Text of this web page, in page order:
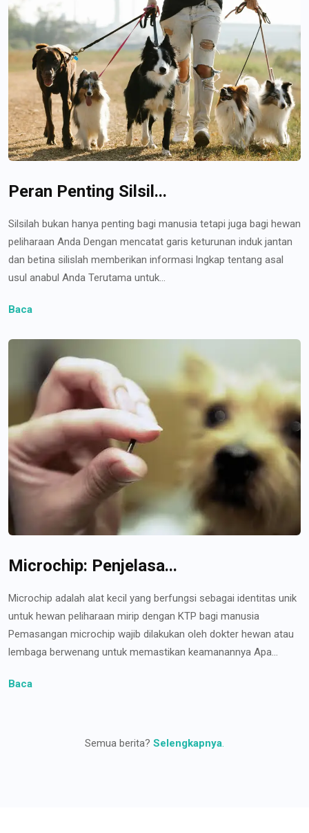
Peran Penting Silsil...
Silsilah bukan hanya penting bagi manusia tetapi juga bagi hewan
peliharaan Anda Dengan mencatat garis keturunan induk jantan
dan betina silislah memberikan informasi lngkap tentang asal
usul anabul Anda Terutama untuk...
Baca
Microchip: Penjelasa...
Microchip adalah alat kecil yang berfungsi sebagai identitas unik
untuk hewan peliharaan mirip dengan KTP bagi manusia
Pemasangan microchip wajib dilakukan oleh dokter hewan atau
lembaga berwenang untuk memastikan keamanannya Apa...
Baca
Semua berita? Selengkapnya